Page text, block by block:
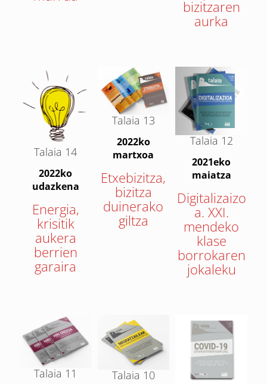
bizitzaren
aurka
Talaia 14
2022ko
udazkena
Energia,
krisitik
aukera
berrien
garaira
Talaia 13
2022ko
martxoa
Etxebizitza,
bizitza
duinerako
giltza
Talaia 12
2021eko
maiatza
Digitalizaizo
a. XXI.
mendeko
klase
borrokaren
jokaleku
Talaia 11 Talaia 10